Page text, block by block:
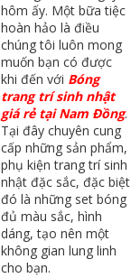
hôm ấy. Một bữa tiệc
hoàn hảo là điều
chúng tôi luôn mong
muốn bạn có được
khi đến với Bóng
trang trí sinh nhật
giá rẻ tại Nam Đồng.
Tại đây chuyên cung
cấp những sản phẩm,
phụ kiện trang trí sinh
nhật đặc sắc, đặc biệt
đó là những set bóng
đủ màu sắc, hình
dáng, tạo nên một
không gian lung linh
cho bạn.